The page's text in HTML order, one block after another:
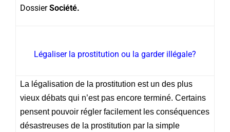
DossierSociété.
Légaliser la prostitution ou la garder illégale?
La légalisation de la prostitution est un des plus
vieux débats qui n’est pas encore terminé. Certains
pensent pouvoir régler facilement les conséquences
désastreuses de la prostitution par la simple